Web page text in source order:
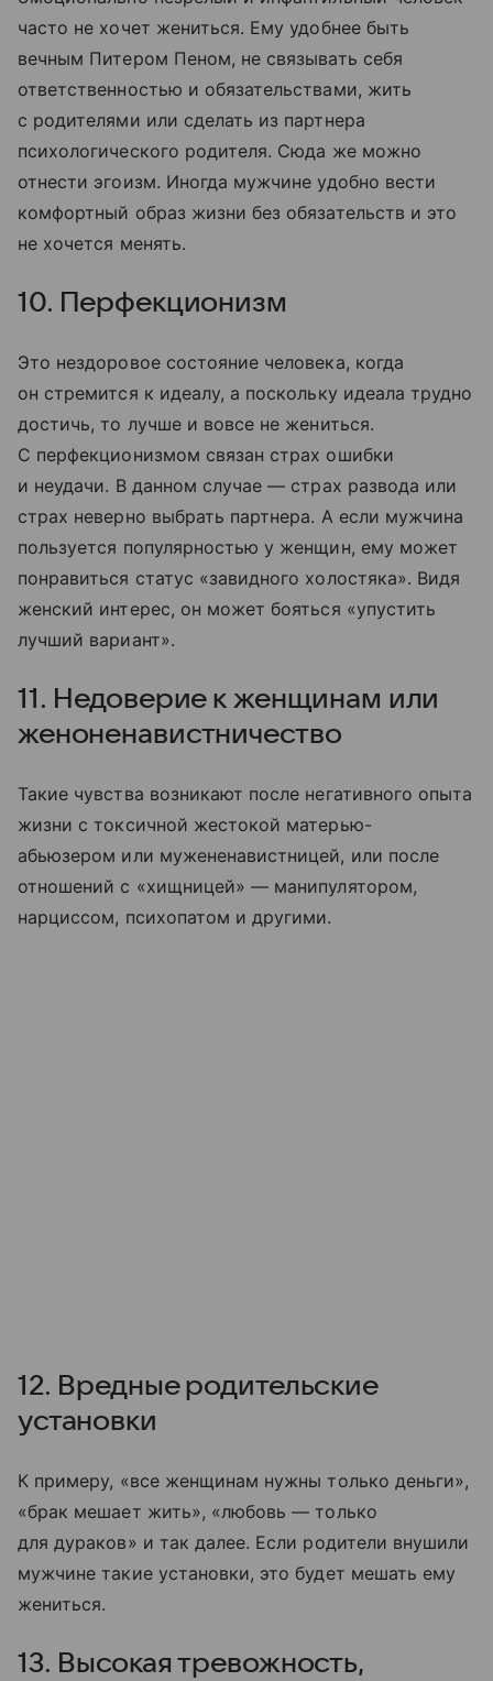
часто не хочет жениться. Ему удобнее быть
вечным Питером Пеном, не связывать себя
ответственностью и обязательствами, жить
с родителями или сделать из партнера
психологического родителя. Сюда же можно
отнести эгоизм. Иногда мужчине удобно вести
комфортный образ жизни без обязательств и это
не хочется менять.
10. Перфекционизм
Это нездоровое состояние человека, когда
он стремится к идеалу, а поскольку идеала трудно
достичь, то лучше и вовсе не жениться.
С перфекционизмом связан страх ошибки
и неудачи. В данном случае — страх развода или
страх неверно выбрать партнера. А если мужчина
пользуется популярностью у женщин, ему может
понравиться статус «завидного холостяка». Видя
женский интерес, он может бояться «упустить
лучший вариант».
11. Недоверие к женщинам или
женоненавистничество
Такие чувства возникают после негативного опыта
жизни с токсичной жестокой матерью-
абьюзером или мужененавистницей, или после
отношений с «хищницей» — манипулятором,
нарциссом, психопатом и другими.
12. Вредные родительские
установки
К примеру, «все женщинам нужны только деньги»,
«брак мешает жить», «любовь — только
для дураков» и так далее. Если родители внушили
мужчине такие установки, это будет мешать ему
жениться.
13. Высокая тревожность,